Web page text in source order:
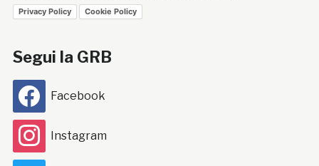
Privacy Policy Cookie Policy
Segui la GRB
Facebook
Instagram